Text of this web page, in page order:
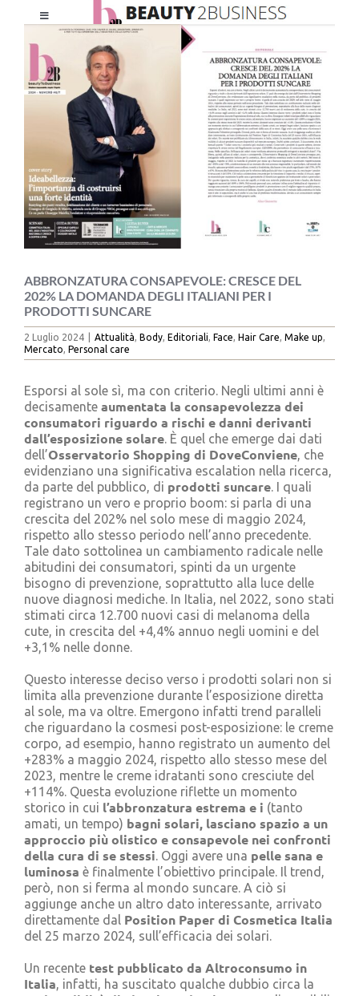
Toggle
Navigation
LE RIVISTE
NEWSLETTER
CATEGORIE
CONTATTI
per:
Ingrandisci
immagine
ABBRONZATURA CONSAPEVOLE: CRESCE DEL
202% LA DOMANDA DEGLI ITALIANI PER I
PRODOTTI SUNCARE
2 Luglio 2024 Attualità, Body, Editoriali, Face, Hair Care, Make up,
Mercato, Personal care
Esporsi al sole sì, ma con criterio. Negli ultimi anni è
decisamente aumentata la consapevolezza dei
consumatori riguardo a rischi e danni derivanti
dall’esposizione solare. È quel che emerge dai dati
dell’Osservatorio Shopping di DoveConviene, che
evidenziano una significativa escalation nella ricerca,
da parte del pubblico, di prodotti suncare. I quali
registrano un vero e proprio boom: si parla di una
crescita del 202% nel solo mese di maggio 2024,
rispetto allo stesso periodo nell’anno precedente.
Tale dato sottolinea un cambiamento radicale nelle
abitudini dei consumatori, spinti da un urgente
bisogno di prevenzione, soprattutto alla luce delle
nuove diagnosi mediche. In Italia, nel 2022, sono stati
stimati circa 12.700 nuovi casi di melanoma della
cute, in crescita del +4,4% annuo negli uomini e del
+3,1% nelle donne.
Questo interesse deciso verso i prodotti solari non si
limita alla prevenzione durante l’esposizione diretta
al sole, ma va oltre. Emergono infatti trend paralleli
che riguardano la cosmesi post-esposizione: le creme
corpo, ad esempio, hanno registrato un aumento del
+283% a maggio 2024, rispetto allo stesso mese del
2023, mentre le creme idratanti sono cresciute del
+114%. Questa evoluzione riflette un momento
storico in cui l’abbronzatura estrema e i (tanto
amati, un tempo) bagni solari, lasciano spazio a un
approccio più olistico e consapevole nei confronti
della cura di se stessi. Oggi avere una pelle sana e
luminosa è finalmente l’obiettivo principale. Il trend,
però, non si ferma al mondo suncare. A ciò si
aggiunge anche un altro dato interessante, arrivato
direttamente dal Position Paper di Cosmetica Italia
del 25 marzo 2024, sull’efficacia dei solari.
Un recente test pubblicato da Altroconsumo in
Italia, infatti, ha suscitato qualche dubbio circa la